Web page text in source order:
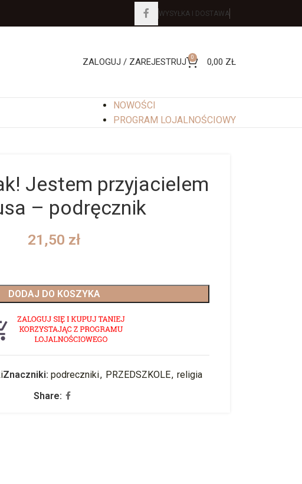
WYSYŁKA I DOSTAWA
ZALOGUJ / ZAREJESTRUJ 0 0,00 ZŁ
NOWOŚCI
PROGRAM LOJALNOŚCIOWY
Jestem przyjacielem
– podręcznik
21,50 zł
DODAJ DO KOSZYKA
Znaczniki: podreczniki, PRZEDSZKOLE, religia
Share: